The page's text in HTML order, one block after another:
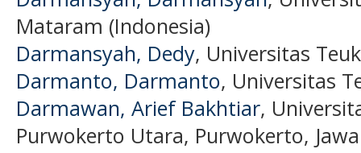
Mataram (Indonesia)
Darmansyah, Dedy, Universitas
Darmanto, Darmanto, Universitas
Darmawan, Arief Bakhtiar,
Purwokerto Utara, Purwokerto,